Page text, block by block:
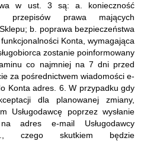
w ust. 3 są: a. konieczność
przepisów prawa mających
b. poprawa bezpieczeństwa
Konta, wymagająca
zostanie poinformowany
co najmniej na 7 dni przed
za pośrednictwem wiadomości e-
Konta adres. 6. W przypadku gdy
dla planowanej zmiany,
Usługodawcę poprzez wysłanie
adres e-mail Usługodawcy
czego skutkiem będzie